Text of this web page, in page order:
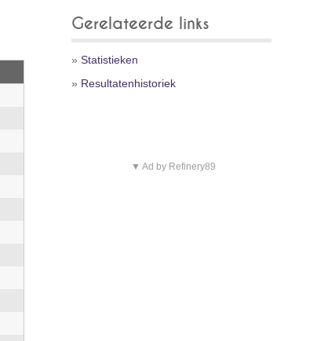
Gerelateerde links
» Statistieken
» Resultatenhistoriek
▼ Ad by Refinery89